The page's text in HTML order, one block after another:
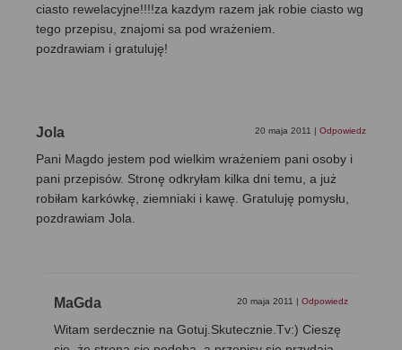
ciasto rewelacyjne!!!!za kazdym razem jak robie ciasto wg
tego przepisu, znajomi sa pod wrażeniem.
pozdrawiam i gratuluję!
Jola 20 maja 2011 Odpowiedz
Pani Magdo jestem pod wielkim wrażeniem pani osoby i
pani przepisów. Stronę odkryłam kilka dni temu, a już
robiłam karkówkę, ziemniaki i kawę. Gratuluję pomysłu,
pozdrawiam Jola.
MaGda 20 maja 2011 Odpowiedz
Witam serdecznie na Gotuj.Skutecznie.Tv:) Cieszę